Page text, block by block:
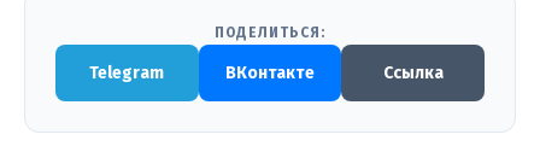
ПОДЕЛИТЬСЯ:
Telegram ВКонтакте Ссылка